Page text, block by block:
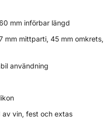
mm införbar längd
mm mittparti, 45 mm omkrets,
användning
av vin, fest och extas